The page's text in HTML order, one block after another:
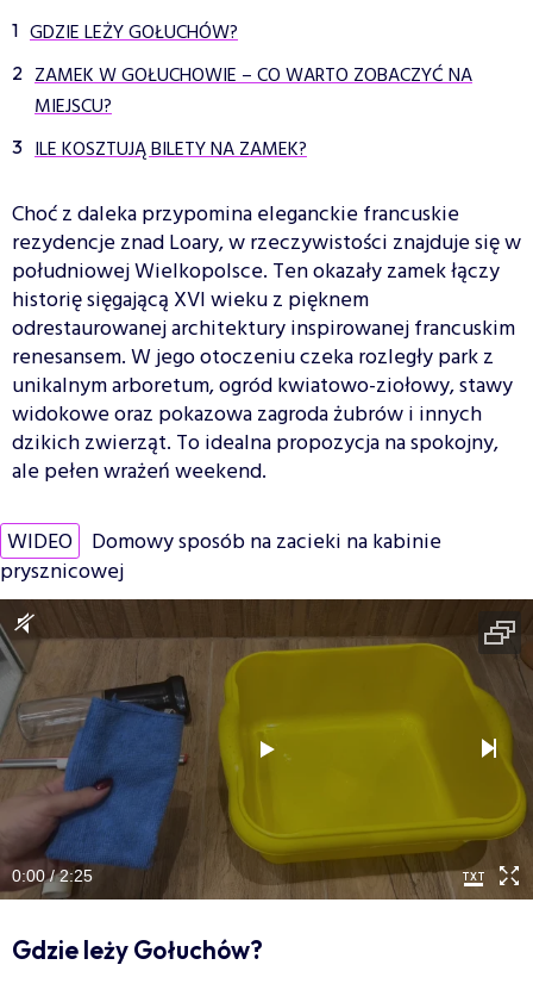
GDZIE LEŻY GOŁUCHÓW?
ZAMEK W GOŁUCHOWIE – CO WARTO ZOBACZYĆ NA
MIEJSCU?
ILE KOSZTUJĄ BILETY NA ZAMEK?
Choć z daleka przypomina eleganckie francuskie
rezydencje znad Loary, w rzeczywistości znajduje się w
południowej Wielkopolsce. Ten okazały zamek łączy
historię sięgającą XVI wieku z pięknem
odrestaurowanej architektury inspirowanej francuskim
renesansem. W jego otoczeniu czeka rozległy park z
unikalnym arboretum, ogród kwiatowo-ziołowy, stawy
widokowe oraz pokazowa zagroda żubrów i innych
dzikich zwierząt. To idealna propozycja na spokojny,
ale pełen wrażeń weekend.
WIDEO Domowy sposób na zacieki na kabinie
prysznicowej
0:00 / 2:25
Gdzie leży Gołuchów?